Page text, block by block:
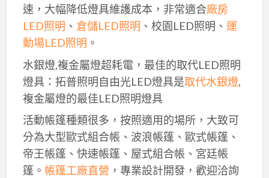
速，大幅降低燈具維護成本，非常適合廠房
LED照明 、 倉儲LED照明 、校園LED照明、 運
動場LED照明 。
水銀燈,複金屬燈超耗電，最佳的取代LED照明
燈具：拓普照明自由光LED燈具是取代水銀燈,
複金屬燈的最佳LED照明燈具
活動帳篷種類很多，按照適用的場所，大致可
分為大型歐式組合帳、波浪帳篷、歐式帳篷、
帝王帳篷、快速帳篷、屋式組合帳、宮廷帳
篷。 帳篷工廠直營 ，專業設計開發，歡迎洽詢